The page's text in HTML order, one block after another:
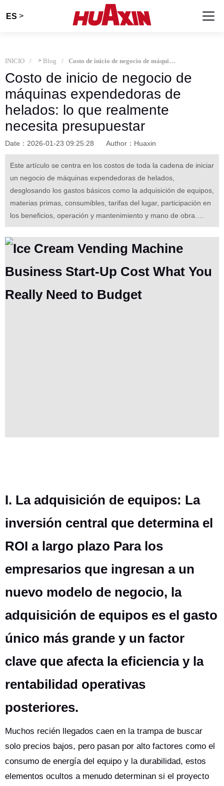
ES >
INICIO > Blog Costo de inicio de negocio de máquinas expendedoras de helados: lo que realmente necesita presupuestar
Costo de inicio de negocio de
máquinas expendedoras de
helados: lo que realmente
necesita presupuestar
Date：2026-01-23 09:25:28 Author：Huaxin
Este artículo se centra en los costos de toda la cadena de iniciar
un negocio de máquinas expendedoras de helados,
desglosando los gastos básicos como la adquisición de equipos,
materias primas, consumibles, tarifas del lugar, participación en
los beneficios, operación y mantenimiento y mano de obra.
Combinado con datos reales de la industria y casos prácticos,
proporciona cálculos de costos, análisis de período de
recuperación y estrategias de control de costos para diferentes
escenarios, junto con consejos prácticos para evitar trampas.
Sirve como una guía de planificación presupuestaria profesional
y procesable para los inversores comerciales.
I. La adquisición de equipos: La
inversión central que determina el
ROI a largo plazo Para los
empresarios que ingresan a un
nuevo modelo de negocio, la
adquisición de equipos es el gasto
único más grande y un factor
clave que afecta la eficiencia y la
rentabilidad operativas
posteriores.
Muchos recién llegados caen en la trampa de buscar
solo precios bajos, pero pasan por alto factores como el
consumo de energía del equipo y la durabilidad, estos
elementos ocultos a menudo determinan si el proyecto